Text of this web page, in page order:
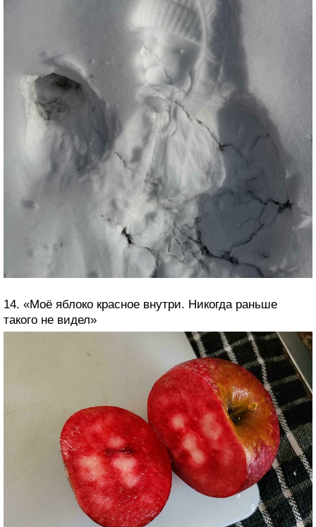
14. «Моё яблоко красное внутри. Никогда раньше
такого не видел»